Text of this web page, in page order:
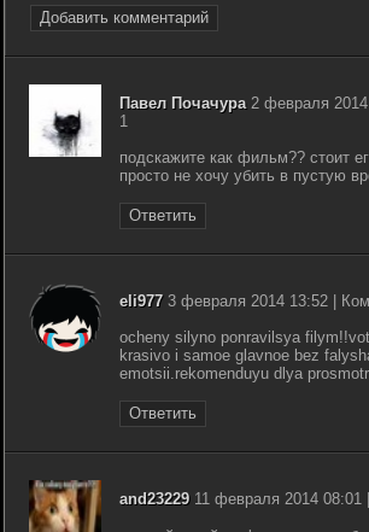
Добавить комментарий
Павел Почачура 2 февраля
1
подскажите как фильм?? стоит
просто не хочу убить в пустую
Ответить
eli9773 февраля 2014 13:52 |
ocheny silyno ponravilsya
krasivo i samoe glavnoe bez
emotsii.rekomenduyu dlya
Ответить
and2322911 февраля 2014 08:01